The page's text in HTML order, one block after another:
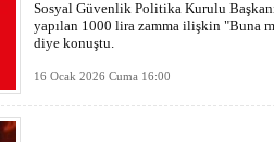
Sosyal Güvenlik Politika Kurulu
yapılan 1000 lira zamma ilişkin "Buna
diye konuştu.
16 Ocak 2026 Cuma 16:00